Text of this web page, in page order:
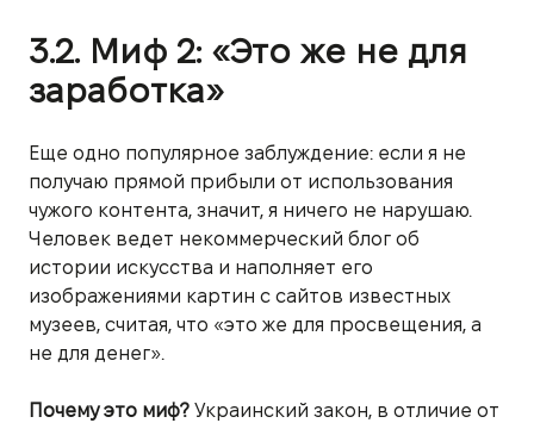
3.2. Миф 2: «Это же не для
заработка»
Еще одно популярное заблуждение: если я не
получаю прямой прибыли от использования
чужого контента, значит, я ничего не нарушаю.
Человек ведет некоммерческий блог об
истории искусства и наполняет его
изображениями картин с сайтов известных
музеев, считая, что «это же для просвещения, а
не для денег».
Почему это миф? Украинский закон, в отличие от